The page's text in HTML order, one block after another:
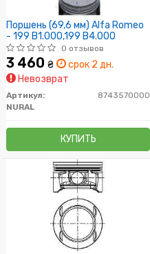
Поршень (69,6 мм) Alfa Romeo
- 199 B1.000,199 B4.000
0 отзывов
3 460 ₴
срок 2 дн.
Невозврат
Артикул:
8743570000
NURAL
КУПИТЬ